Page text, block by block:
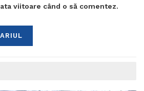
viitoare când o să comentez.